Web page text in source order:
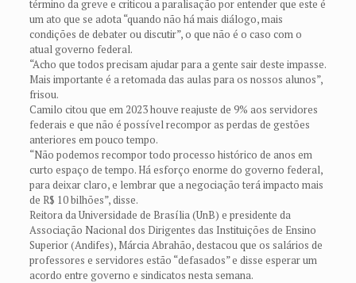
término da greve e criticou a paralisação por entender que este é
um ato que se adota “quando não há mais diálogo, mais
condições de debater ou discutir”, o que não é o caso com o
atual governo federal.
“Acho que todos precisam ajudar para a gente sair deste impasse.
Mais importante é a retomada das aulas para os nossos alunos”,
frisou.
Camilo citou que em 2023 houve reajuste de 9% aos servidores
federais e que não é possível recompor as perdas de gestões
anteriores em pouco tempo.
“Não podemos recompor todo processo histórico de anos em
curto espaço de tempo. Há esforço enorme do governo federal,
para deixar claro, e lembrar que a negociação terá impacto mais
de R$ 10 bilhões”, disse.
Reitora da Universidade de Brasília (UnB) e presidente da
Associação Nacional dos Dirigentes das Instituições de Ensino
Superior (Andifes), Márcia Abrahão, destacou que os salários de
professores e servidores estão “defasados” e disse esperar um
acordo entre governo e sindicatos nesta semana.